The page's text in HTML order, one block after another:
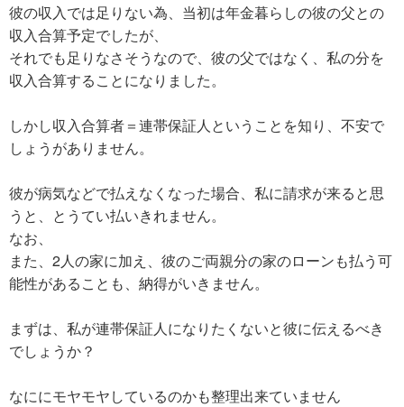
彼の収入では足りない為、当初は年金暮らしの彼の父との
収入合算予定でしたが、
それでも足りなさそうなので、彼の父ではなく、私の分を
収入合算することになりました。
しかし収入合算者＝連帯保証人ということを知り、不安で
しょうがありません。
彼が病気などで払えなくなった場合、私に請求が来ると思
うと、とうてい払いきれません。
なお、
また、2人の家に加え、彼のご両親分の家のローンも払う可
能性があることも、納得がいきません。
まずは、私が連帯保証人になりたくないと彼に伝えるべき
でしょうか？
なににモヤモヤしているのかも整理出来ていません